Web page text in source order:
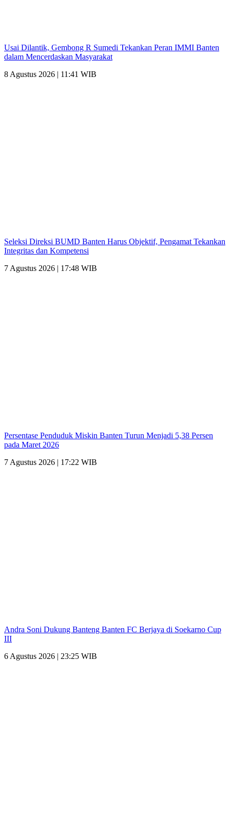
Usai Dilantik, Gembong R Sumedi Tekankan Peran IMMI Banten
dalam Mencerdaskan Masyarakat
8 Agustus 2026 | 11:41 WIB
Seleksi Direksi BUMD Banten Harus Objektif, Pengamat Tekankan
Integritas dan Kompetensi
7 Agustus 2026 | 17:48 WIB
Persentase Penduduk Miskin Banten Turun Menjadi 5,38 Persen
pada Maret 2026
7 Agustus 2026 | 17:22 WIB
Andra Soni Dukung Banteng Banten FC Berjaya di Soekarno Cup
III
6 Agustus 2026 | 23:25 WIB